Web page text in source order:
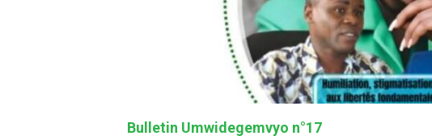
Bulletin Umwidegemvyo n°17